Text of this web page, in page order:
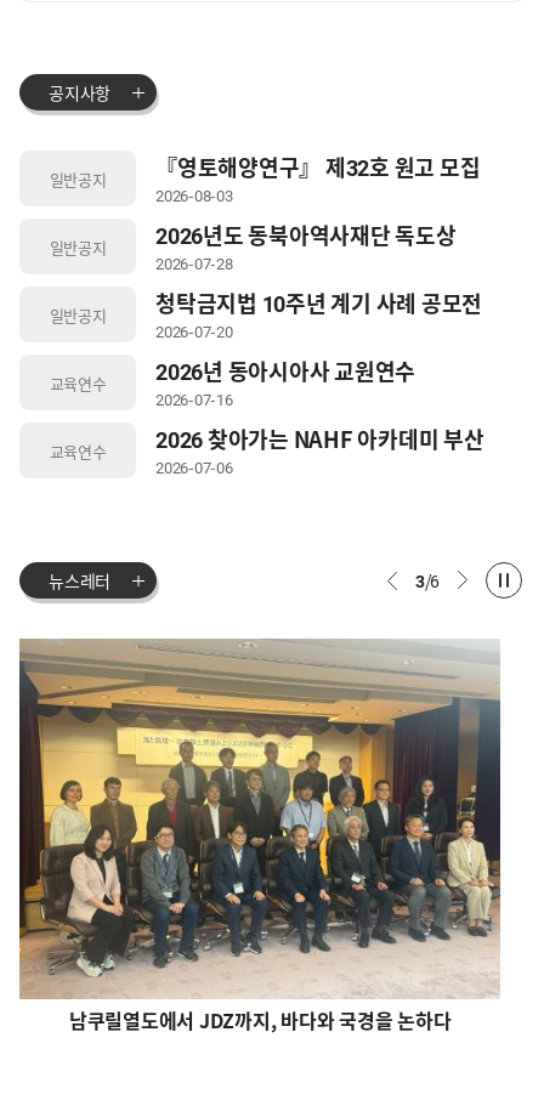
공지사항
일반공지
『영토해양연구』 제32호 원고 모집
안내
2026-08-03
일반공지
2026년도 동북아역사재단 독도상
공고
2026-07-28
일반공지
청탁금지법 10주년 계기 사례 공모전
안내
2026-07-20
교육연수
2026년 동아시아사 교원연수
「교수역량 Bulk Up 1·2기」연수
대상자 선정 및 추가 모집 공고
2026-07-16
교육연수
2026 찾아가는 NAHF 아카데미 부산
수강신청 안내
2026-07-06
뉴스레터 3/6
남쿠릴열도에서 JDZ까지, 바다와 국경을 논하다